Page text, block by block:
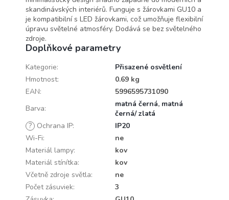
skandinávských interiérů. Funguje s žárovkami GU10 a
je kompatibilní s LED žárovkami, což umožňuje flexibilní
úpravu světelné atmosféry. Dodává se bez světelného
zdroje.
Doplňkové parametry
Kategorie:
Přisazené osvětlení
Hmotnost:
0.69 kg
EAN:
5996595731090
Barva: matná černá, matná
černá/ zlatá
? Ochrana IP:
IP20
Wi-Fi:
ne
Materiál lampy:
kov
Materiál stínítka:
kov
Včetně zdroje světla:
ne
Počet zásuviek:
3